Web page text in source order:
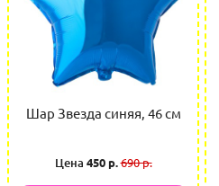
Шар Звезда синяя, 46 см
Цена 450 р.690 р.